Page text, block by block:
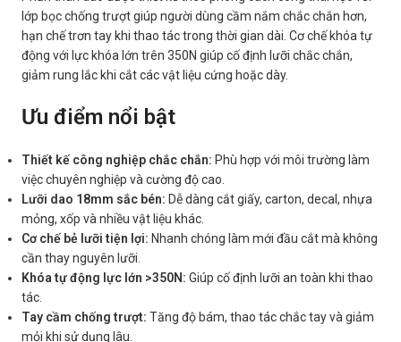
lớp bọc chống trượt giúp người dùng cầm nắm chắc chắn hơn,
hạn chế trơn tay khi thao tác trong thời gian dài. Cơ chế khóa tự
động với lực khóa lớn trên 350N giúp cố định lưỡi chắc chắn,
giảm rung lắc khi cắt các vật liệu cứng hoặc dày.
Ưu điểm nổi bật
Thiết kế công nghiệp chắc chắn: Phù hợp với môi trường làm
việc chuyên nghiệp và cường độ cao.
Lưỡi dao 18mm sắc bén: Dễ dàng cắt giấy, carton, decal, nhựa
mỏng, xốp và nhiều vật liệu khác.
Cơ chế bẻ lưỡi tiện lợi: Nhanh chóng làm mới đầu cắt mà không
cần thay nguyên lưỡi.
Khóa tự động lực lớn >350N: Giúp cố định lưỡi an toàn khi thao
tác.
Tay cầm chống trượt: Tăng độ bám, thao tác chắc tay và giảm
mỏi khi sử dụng lâu.